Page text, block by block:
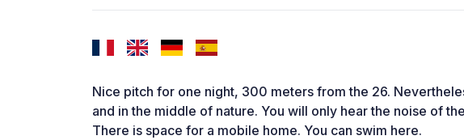
Nice pitch for one night, 300 meters from the 26.
and in the middle of nature. You will only hear the noise of
There is space for a mobile home. You can swim here.